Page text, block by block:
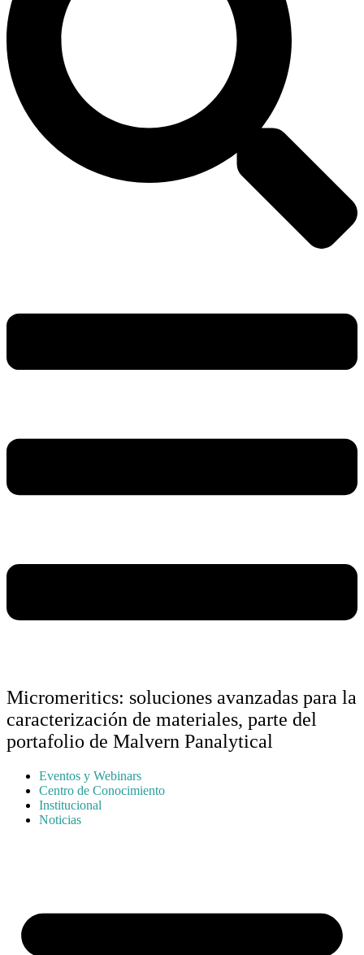
Micromeritics: soluciones avanzadas para la
caracterización de materiales, parte del
portafolio de Malvern Panalytical
Eventos y Webinars
Centro de Conocimiento
Institucional
Noticias